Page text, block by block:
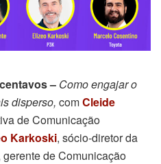
– Como engajar o
disperso, comCleide
de Comunicação
Karkoski, sócio-diretor da
gerente de Comunicação